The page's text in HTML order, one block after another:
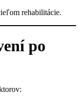
rehabilitácie.
po